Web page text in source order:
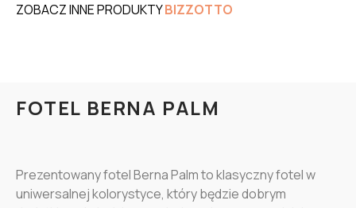
ZOBACZ INNE PRODUKTYBIZZOTTO
FOTEL BERNA PALM
Prezentowany fotel Berna Palm to klasyczny fotel w
uniwersalnej kolorystyce, który będzie dobrym